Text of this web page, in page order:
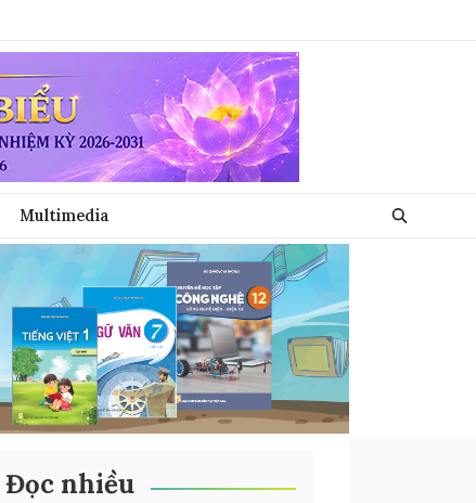
Multimedia
Đọc nhiều